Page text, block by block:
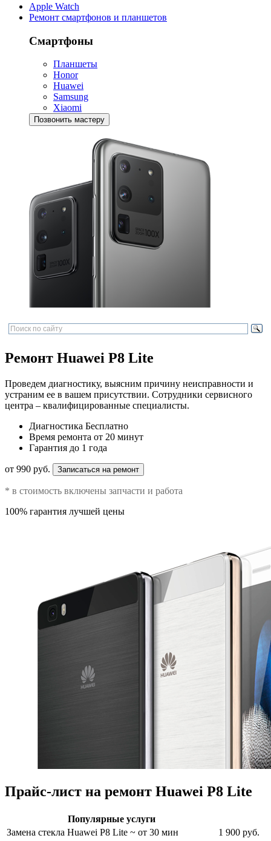
Apple Watch
Ремонт смартфонов и планшетов
Смартфоны
Планшеты
Honor
Huawei
Samsung
Xiaomi
Позвонить мастеру
Ремонт Huawei P8 Lite
Проведем диагностику, выясним причину неисправности и
устраним ее в вашем присутствии. Сотрудники сервисного
центра – квалифицированные специалисты.
Диагностика Бесплатно
Время ремонта от 20 минут
Гарантия до 1 года
от 990 руб. Записаться на ремонт
* в стоимость включены запчасти и работа
100% гарантия лучшей цены
Прайс-лист на ремонт Huawei P8 Lite
Популярные услуги
Замена стекла Huawei P8 Lite ~ от 30 мин
1 900 руб.